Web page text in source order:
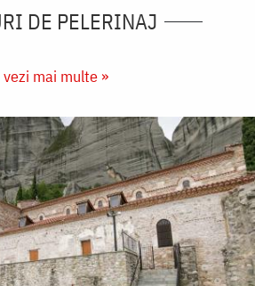
DE PELERINAJ
vezi mai multe »